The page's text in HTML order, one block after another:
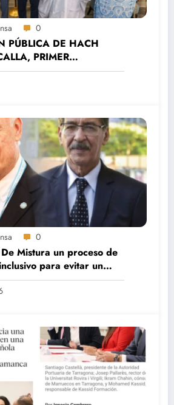
0
PÚBLICA DE HACH
PRIMER
MOVIMIENTO
LA PAZ (MSP).
0
Mistura un proceso de
para evitar un
las negociaciones.